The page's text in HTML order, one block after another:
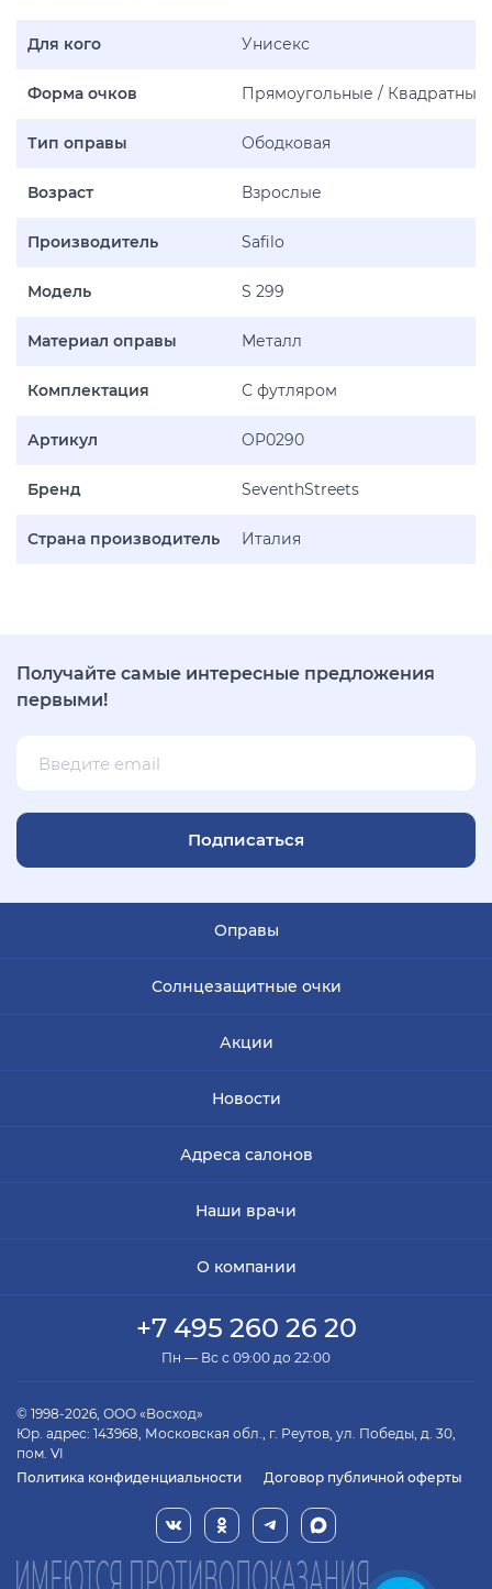
Для кого Унисекс
Форма очков Прямоугольные / Квадратные
Тип оправы Ободковая
Возраст Взрослые
Производитель Safilo
Модель S 299
Материал оправы Металл
Комплектация С футляром
Артикул OP0290
Бренд SeventhStreets
Страна производитель Италия
Получайте самые интересные предложения
первыми!
Подписаться
Оправы
Солнцезащитные очки
Акции
Новости
Адреса салонов
Наши врачи
О компании
+7 495 260 26 20
Пн — Вс с 09:00 до 22:00
© 1998-2026, ООО «Восход»
Юр. адрес: 143968, Московская обл., г. Реутов, ул. Победы, д. 30,
пом. VI
Политика конфиденциальности
Договор публичной оферты